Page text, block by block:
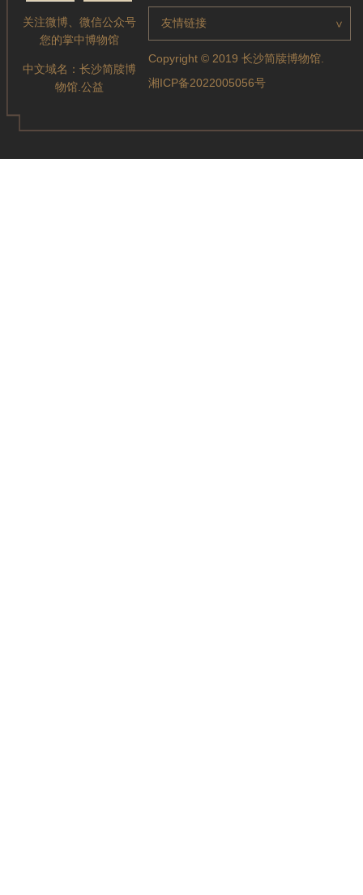
关注微博、微信公众号
您的掌中博物馆
中文域名： 长沙简牍博
物馆.公益
友情链接 >
Copyright © 2019 长沙简牍博物馆.
湘ICP备2022005056号